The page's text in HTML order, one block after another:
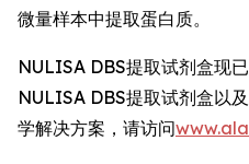
微量样本中提取蛋白质。
NULISA DBS提取试剂盒现
NULISA DBS提取试剂盒以
学解决方案，请访问